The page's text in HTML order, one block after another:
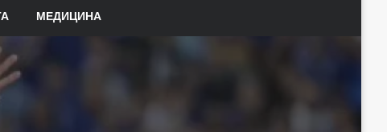
МЕДИЦИНА